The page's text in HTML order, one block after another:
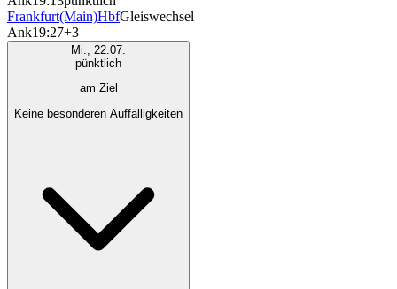
Frankfurt(Main)HbfGleiswechsel
Ank19:27+3
Mi., 22.07.
pünktlich
am Ziel
Keine besonderen Auffälligkeiten